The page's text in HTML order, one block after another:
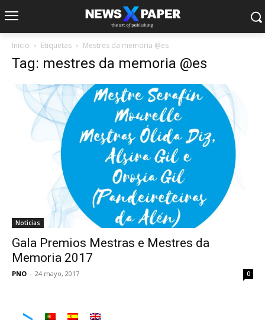
Inicio Etiquetas Mestres da memoria @es
Tag: mestres da memoria @es
Noticias
Gala Premios Mestras e Mestres da
Memoria 2017
PNO - 24 mayo, 2017 0